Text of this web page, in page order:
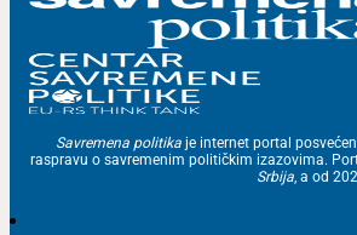
Savremena politika je internet portal
raspravu o savremenim političkim izazovima.
Srbija , a od